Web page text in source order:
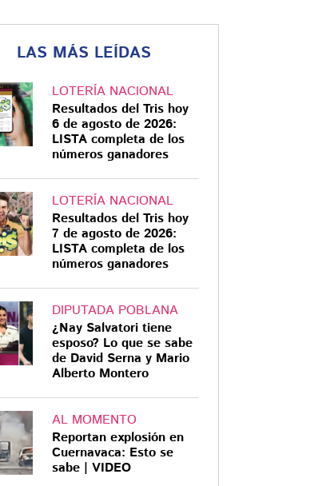
LAS MÁS LEÍDAS
LOTERÍA NACIONAL
Resultados del Tris hoy
6 de agosto de 2026:
LISTA completa de los
números ganadores
LOTERÍA NACIONAL
Resultados del Tris hoy
7 de agosto de 2026:
LISTA completa de los
números ganadores
DIPUTADA POBLANA
¿Nay Salvatori tiene
esposo? Lo que se sabe
de David Serna y Mario
Alberto Montero
AL MOMENTO
Reportan explosión en
Cuernavaca: Esto se
sabe | VIDEO